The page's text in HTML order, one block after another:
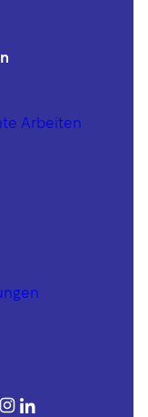
Arbeiten
https://
https://www.linkedin.com/company/proactif-sis-s%C3%A0rl/